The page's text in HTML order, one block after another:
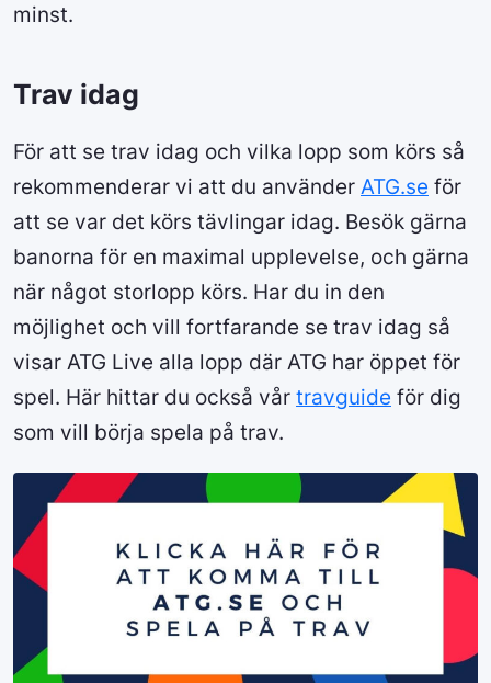
minst.
Trav idag
För att se trav idag och vilka lopp som körs så
rekommenderar vi att du använder ATG.se för
att se var det körs tävlingar idag. Besök gärna
banorna för en maximal upplevelse, och gärna
när något storlopp körs. Har du in den
möjlighet och vill fortfarande se trav idag så
visar ATG Live alla lopp där ATG har öppet för
spel. Här hittar du också vår travguide för dig
som vill börja spela på trav.